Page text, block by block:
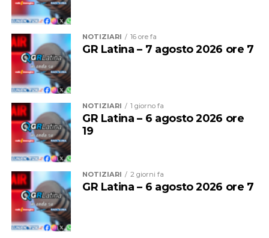
Ad accompagnare la delegazione sono stati
presidente di Confagricoltura Latina Luigi Niccolini,
il direttore Mauro D’Arcangeli e la vicedirettrice
Daniela Salvador
NOTIZIARI 16 ore fa
GR Latina – 7 agosto 2026 ore 7
NOTIZIARI 1 giorno fa
GR Latina – 6 agosto 2026 ore
19
NOTIZIARI 2 giorni fa
GR Latina – 6 agosto 2026 ore 7